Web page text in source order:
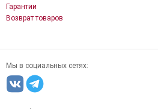
Гарантии
Возврат товаров
Мы в социальных сетях: